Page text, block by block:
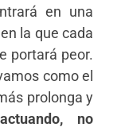
en una
la que cada
portará peor.
como el
prolonga y
no